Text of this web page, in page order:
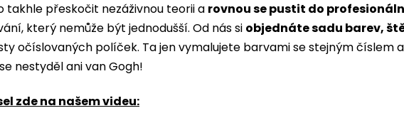
přeskočit nezáživnou teorii a rovnou se pustit do
který nemůže být jednodušší. Od nás si objednáte sadu barev,
očíslovaných políček. Ta jen vymalujete barvami se stejným číslem
nestyděl ani van Gogh!
zde na našem videu: